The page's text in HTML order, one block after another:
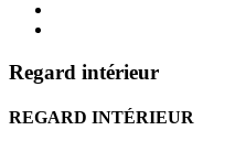
Regard intérieur
REGARD INTÉRIEUR